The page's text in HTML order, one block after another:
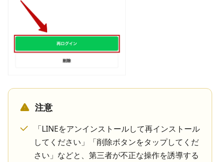
注意
「LINEをアンインストールして再インストール
してください」「削除ボタンをタップしてくだ
さい」などと、第三者が不正な操作を誘導する